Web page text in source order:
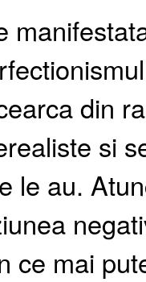
din
si
le au.
ce mai